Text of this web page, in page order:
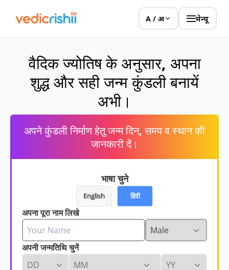
A / अ मेन्यू
वैदिक ज्योतिष के अनुसार, अपना
शुद्ध और सही जन्म कुंडली बनायें
अभी।
अपने कुंडली निर्माण हेतु जन्म दिन, समय व स्थान की
जानकारी दें।
भाषा चुने
English हिंदी
अपना पूरा नाम लिखे
अपनी जन्मतिथि चुनें